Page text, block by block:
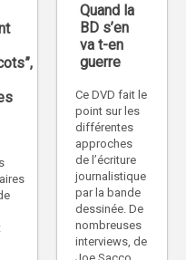
Quand la
BD s’en
va t-en
guerre
Ce DVD fait le
point sur les
différentes
approches
de l’écriture
journalistique
par la bande
dessinée. De
nombreuses
interviews, de